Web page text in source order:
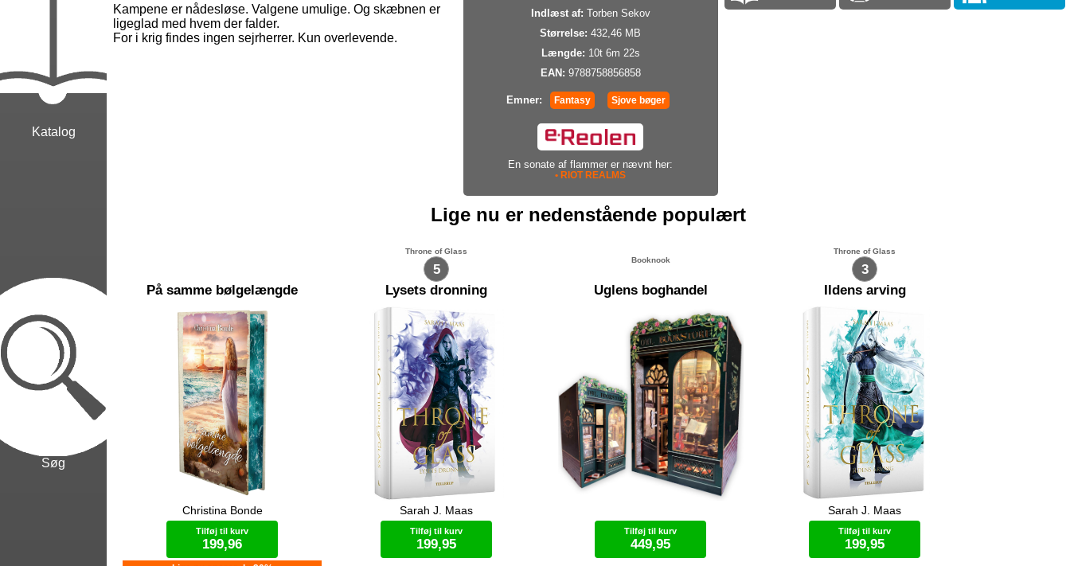
Katalog
Søg
Indlæst af: Torben Sekov
Størrelse: 432,46 MB
Længde: 10t 6m 22s
EAN: 9788758856858
Emner: Fantasy Sjove bøger
En sonate af flammer er nævnt her:
• RIOT REALMS
Kampene er nådesløse. Valgene umulige. Og skæbnen er
ligeglad med hvem der falder.
For i krig findes ingen sejrherrer. Kun overlevende.
Lige nu er nedenstående populært
På samme bølgelængde
”Når to bølger med samme
bølgelængde mødes, kan de enten
forstærke eller svække hinanden,
afhængigt af den fase de er i.” ”Så
hvilken fase er vi i?” ”Jeg tror vi er i
Christina Bonde
Tilføj til kurv
199,96
5
Throne of Glass
Lysets dronning
Aelin arbejder på en plan om at sætte
magien fri i Adarlan igen. Samtidig
skal hun finde penge til en hær, og
hvor finder man dem? Chaol har ikke
opgivet håbet om at redde Dorian.
Sarah J. Maas
Tilføj til kurv
199,95
Booknook
Uglens boghandel
Booknook! En Booknook er et mini-
landskab eller miniature-rum du selv
samler. Gør dig klar til hyggelig
fordybelse, når du del for del indretter
Tilføj til kurv
449,95
3
Throne of Glass
Ildens arving
Celaena er ankommet til Wendlyn
hvor hun møder krigeren, Rowan.
Sammen med ham skal hun træne
sine evner hvis hun vil gøre sig håb
om at få hjælp. I Adarlan er Chaol ved
Sarah J. Maas
Tilføj til kurv
199,95